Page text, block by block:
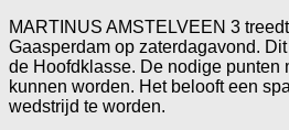
MARTINUS AMSTELVEEN 3
Gaasperdam op zaterdagavond.
de Hoofdklasse. De nodige punten
kunnen worden. Het belooft een
wedstrijd te worden.